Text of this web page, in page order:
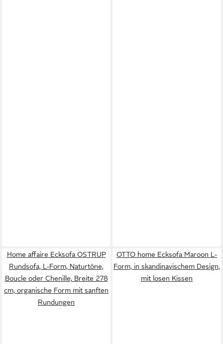
Home affaire Ecksofa OSTRUP
Rundsofa, L-Form, Naturtöne,
Boucle oder Chenille, Breite 278
cm, organische Form mit sanften
Rundungen
OTTO home Ecksofa Maroon L-
Form, in skandinavischem Design,
mit losen Kissen